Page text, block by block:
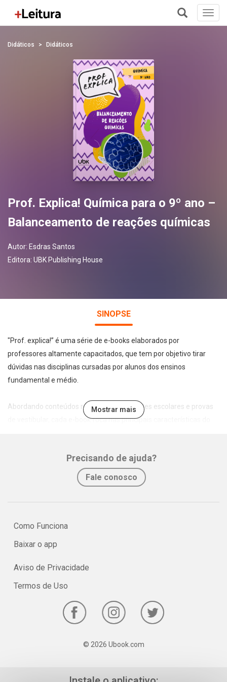
Didáticos Didáticos
Prof. Explica! Química para o 9º ano –
Balanceamento de reações químicas
Autor: Esdras Santos
Editora: UBK Publishing House
SINOPSE
"Prof. explica!” é uma série de e-books elaborados por
professores altamente capacitados, que tem por objetivo tirar
dúvidas nas disciplinas cursadas por alunos dos ensinos
fundamental e médio.
Abordando conteúdos recorrentes em testes escolares e provas
de vestibular, cada e-book foca nas principais características do
No e-book "Prof. explica!” Química para o 9º ano serão vistos os
principais pontos sobre o balanceamento de reações químicas!
Mostrar mais
Precisando de ajuda?
Fale conosco
Como Funciona
Baixar o app
Aviso de Privacidade
Termos de Uso
© 2026 Ubook.com